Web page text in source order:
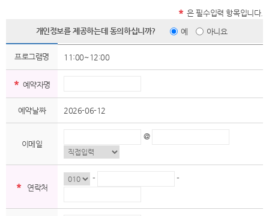
* 은 필수입력 항목입니다.
개인정보를 제공하는데 동의하십니까?
예 아니요
프로그램명 11:00~12:00
* 예약자명
예약날짜 2026-06-12
이메일
@
* 연락처
- -